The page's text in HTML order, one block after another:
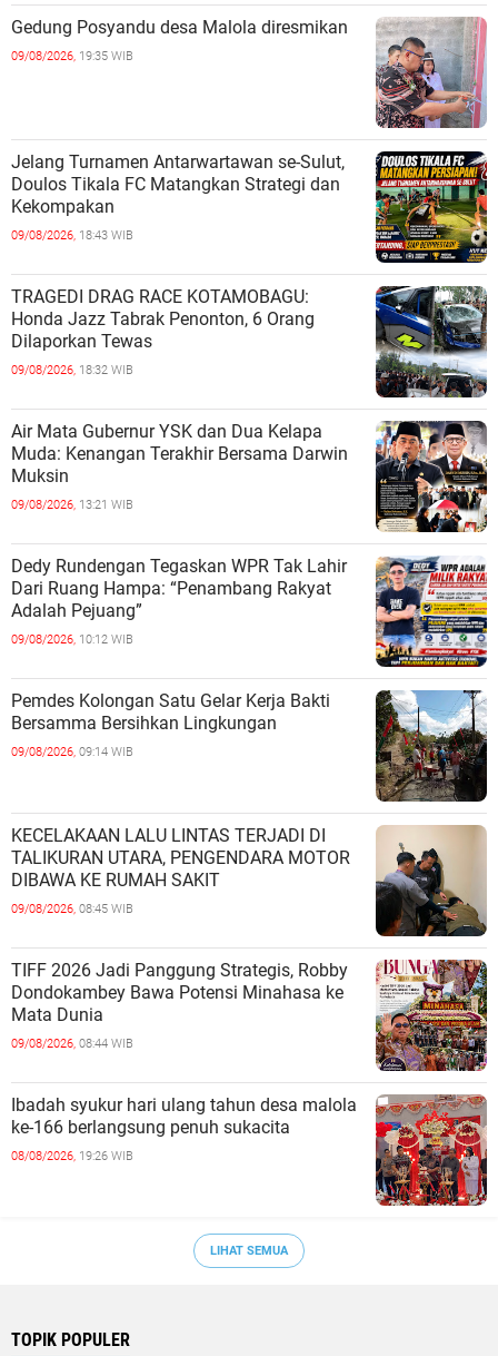
Gedung Posyandu desa Malola diresmikan
09/08/2026, 19:35 WIB
Jelang Turnamen Antarwartawan se-Sulut,
Doulos Tikala FC Matangkan Strategi dan
Kekompakan
09/08/2026, 18:43 WIB
TRAGEDI DRAG RACE KOTAMOBAGU:
Honda Jazz Tabrak Penonton, 6 Orang
Dilaporkan Tewas
09/08/2026, 18:32 WIB
Air Mata Gubernur YSK dan Dua Kelapa
Muda: Kenangan Terakhir Bersama Darwin
Muksin
09/08/2026, 13:21 WIB
Dedy Rundengan Tegaskan WPR Tak Lahir
Dari Ruang Hampa: “Penambang Rakyat
Adalah Pejuang”
09/08/2026, 10:12 WIB
Pemdes Kolongan Satu Gelar Kerja Bakti
Bersamma Bersihkan Lingkungan
09/08/2026, 09:14 WIB
KECELAKAAN LALU LINTAS TERJADI DI
TALIKURAN UTARA, PENGENDARA MOTOR
DIBAWA KE RUMAH SAKIT
09/08/2026, 08:45 WIB
TIFF 2026 Jadi Panggung Strategis, Robby
Dondokambey Bawa Potensi Minahasa ke
Mata Dunia
09/08/2026, 08:44 WIB
Ibadah syukur hari ulang tahun desa malola
ke-166 berlangsung penuh sukacita
08/08/2026, 19:26 WIB
LIHAT SEMUA
TOPIK POPULER